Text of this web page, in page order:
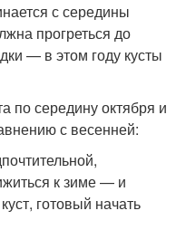
с середины
прогреться до
— в этом году кусты
по середину октября и
с весенней:
к зиме — и
готовый начать